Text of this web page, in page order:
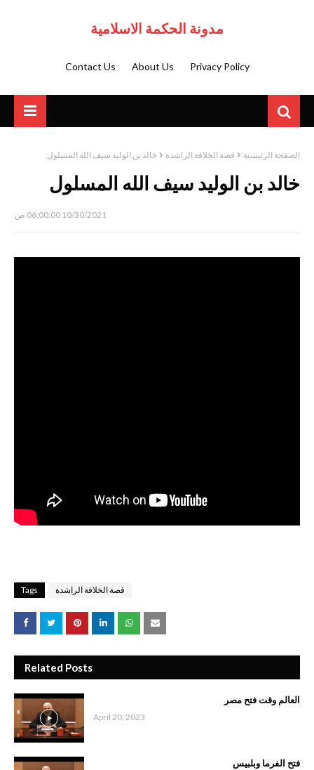
مدونة الحكمة الاسلامية
Privacy Policy
About Us
Contact Us
الصفحة الرئيسية قصة الخلافة الراشدة خالد بن الوليد سيف الله المسلول
خالد بن الوليد سيف الله المسلول
10/30/2021 06:00:00 ص
Tags قصة الخلافة الراشدة
Related Posts
العالم وقت فتح مصر
April 20, 2023
فتح الفرما وبلبيس